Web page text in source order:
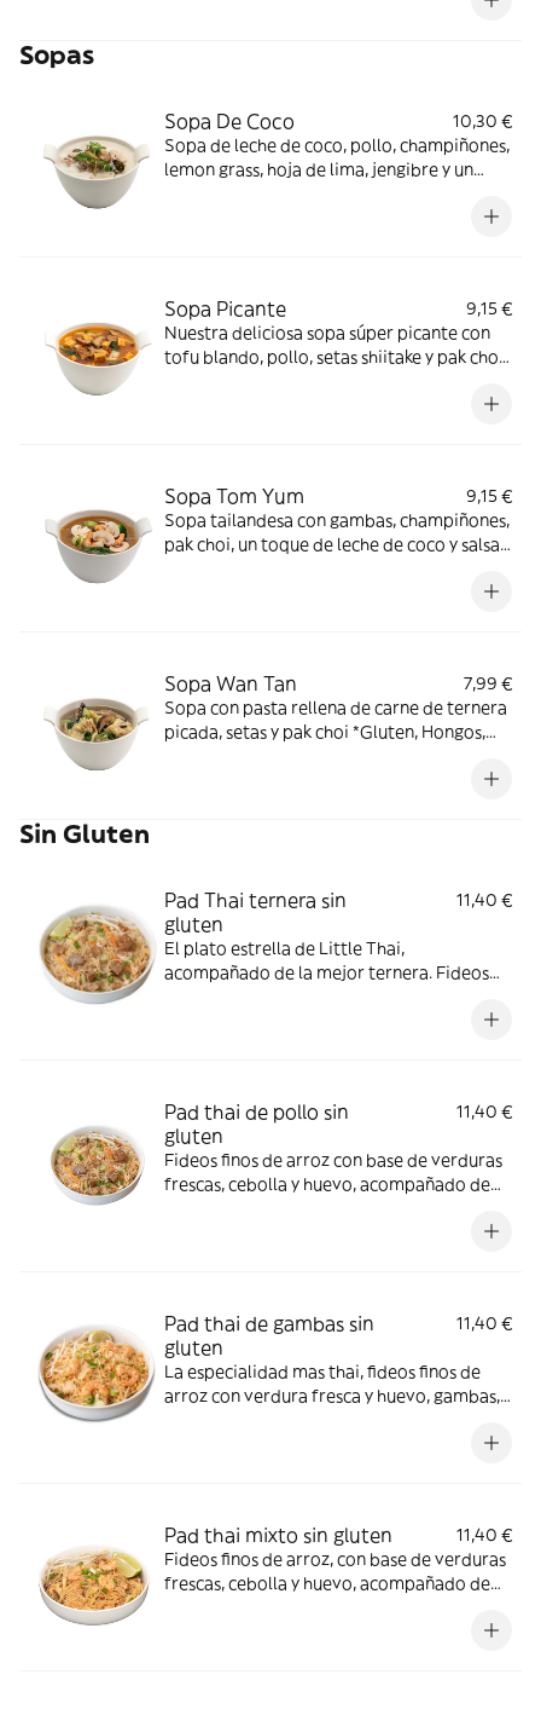
Sopas
Sopa De Coco
10,30 €
Sopa de leche de coco, pollo, champiñones,
lemon grass, hoja de lima, jengibre y un
Sopa Picante
9,15 €
Nuestra deliciosa sopa súper picante con
tofu blando, pollo, setas shiitake y pak choi,
Sopa Tom Yum
9,15 €
Sopa tailandesa con gambas, champiñones,
pak choi, un toque de leche de coco y salsa
Sopa Wan Tan
7,99 €
Sopa con pasta rellena de carne de ternera
picada, setas y pak choi *Gluten, Hongos,
Sin Gluten
Pad Thai ternera sin
gluten
11,40 €
El plato estrella de Little Thai,
acompañado de la mejor ternera. Fideos
cebolla y huevo, acompañado de ternera,
cacahuetes. *Cacahuetes, Contiene gluten,
Huevos, Soja
Pad thai de pollo sin
gluten
11,40 €
Fideos finos de arroz con base de verduras
frescas, cebolla y huevo, acompañado de
rojo dulce sin gluten. *cacahuetes, huevos,
Pad thai de gambas sin
gluten
11,40 €
La especialidad mas thai, fideos finos de
arroz con verdura fresca y huevo, gambas,
dulce. ¡Incluye el Crunchy Box! (Cebollino,
Pad thai mixto sin gluten
11,40 €
Fideos finos de arroz, con base de verduras
frescas, cebolla y huevo, acompañado de